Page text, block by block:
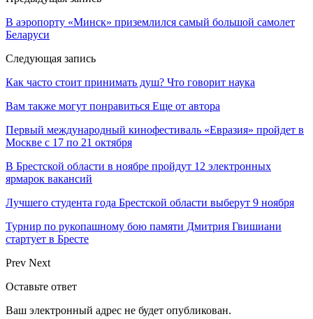
В аэропорту «Минск» приземлился самый большой самолет
Беларуси
Следующая запись
Как часто стоит принимать душ? Что говорит наука
Вам также могут понравиться Еще от автора
Первый международный кинофестиваль «Евразия» пройдет в
Москве с 17 по 21 октября
В Брестской области в ноябре пройдут 12 электронных
ярмарок вакансий
Лучшего студента года Брестской области выберут 9 ноября
Турнир по рукопашному бою памяти Дмитрия Гвишиани
стартует в Бресте
Prev Next
Оставьте ответ
Ваш электронный адрес не будет опубликован.